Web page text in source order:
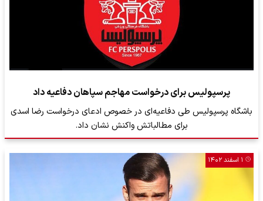
پرسپولیس برای درخواست مهاجم سپاهان دفاعیه داد
باشگاه پرسپولیس طی دفاعیه‌ای در خصوص ادعای درخواست رضا اسدی
برای مطالباتش واکنش نشان داد.
۱ اسفند ۱۴۰۲